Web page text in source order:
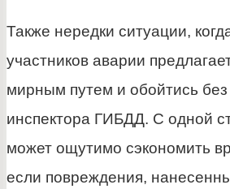
Также нередки ситуации,
участников аварии
мирным путем и обойтись
инспектора ГИБДД. С одной
может ощутимо сэкономить
если повреждения,